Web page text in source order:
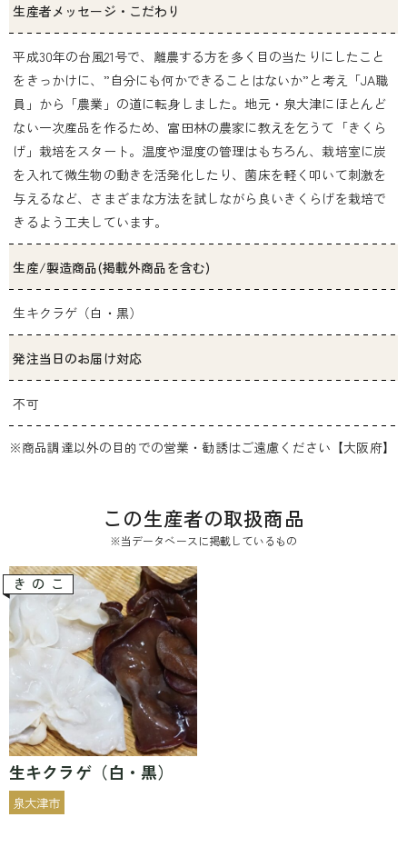
生産者メッセージ・こだわり
平成30年の台風21号で、離農する方を多く目の当たりにしたこと
をきっかけに、”自分にも何かできることはないか”と考え「JA職
員」から「農業」の道に転身しました。地元・泉大津にほとんど
ない一次産品を作るため、富田林の農家に教えを乞うて「きくら
げ」栽培をスタート。温度や湿度の管理はもちろん、栽培室に炭
を入れて微生物の動きを活発化したり、菌床を軽く叩いて刺激を
与えるなど、さまざまな方法を試しながら良いきくらげを栽培で
きるよう工夫しています。
生産/製造商品(掲載外商品を含む)
生キクラゲ（白・黒）
発注当日のお届け対応
不可
※商品調達以外の目的での営業・勧誘はご遠慮ください【大阪府】
この生産者の取扱商品
※当データベースに掲載しているもの
生キクラゲ（白・黒）
泉大津市
きのこ